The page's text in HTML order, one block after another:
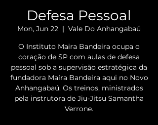
Defesa Pessoal
Mon, Jun 22
  |
Vale Do Anhangabaú
O Instituto Maira Bandeira ocupa o
coração de SP com aulas de defesa
pessoal sob a supervisão estratégica da
fundadora Maíra Bandeira aqui no Novo
Anhangabaú. Os treinos, ministrados
pela instrutora de Jiu-Jitsu Samantha
Verrone.